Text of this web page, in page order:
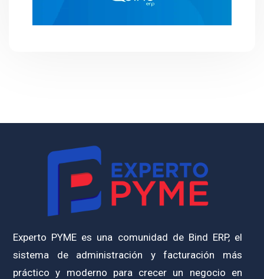
Experto PYME es una comunidad de Bind ERP, el
sistema de administración y facturación más
práctico y moderno para crecer un negocio en